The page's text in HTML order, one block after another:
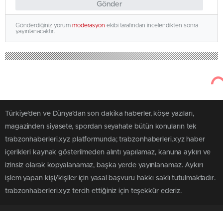
Gönder
Gönderdiğiniz yorum moderasyon ekibi tarafından incelendikten sonra
yayınlanacaktır.
Türkiye'den ve Dünya’dan son dakika haberler, köşe yazıları,
magazinden siyasete, spordan seyahate bütün konuların tek
trabzonhaberleri.xyz platformunda; trabzonhaberleri.xyz haber
içerikleri kaynak gösterilmeden alıntı yapılamaz, kanuna aykırı ve
izinsiz olarak kopyalanamaz, başka yerde yayınlanamaz. Aykırı
işlem yapan kişi/kişiler için yasal başvuru hakkı saklı tutulmaktadır.
trabzonhaberleri.xyz tercih ettiğiniz için teşekkür ederiz.